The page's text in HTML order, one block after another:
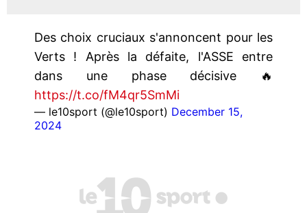
Des choix cruciaux s'annoncent pour les
Verts ! Après la défaite, l'ASSE entre
dans une phase décisive 🔥
https://t.co/fM4qr5SmMi
— le10sport (@le10sport) December 15,
2024